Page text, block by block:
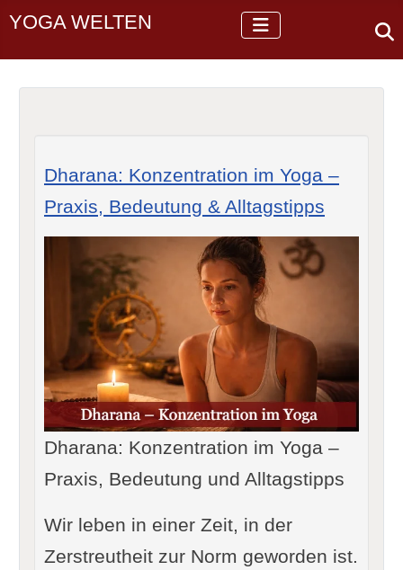
YOGA WELTEN
Dharana: Konzentration im Yoga –
Praxis, Bedeutung & Alltagstipps
Dharana: Konzentration im Yoga –
Praxis, Bedeutung und Alltagstipps
Wir leben in einer Zeit, in der
Zerstreutheit zur Norm geworden ist.